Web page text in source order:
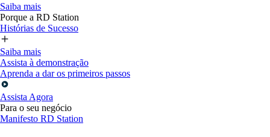
Saiba mais
Porque a RD Station
Histórias de Sucesso
Saiba mais
Assista à demonstração
Aprenda a dar os primeiros passos
Assista Agora
Para o seu negócio
Manifesto RD Station